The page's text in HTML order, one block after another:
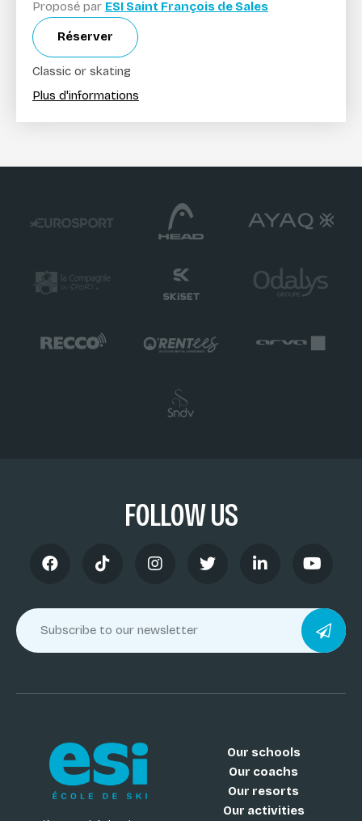
Proposé par ESI Saint François de Sales
Réserver
Classic or skating
Plus d'informations
FOLLOW US
Our schools
Our coachs
Our resorts
Our activities